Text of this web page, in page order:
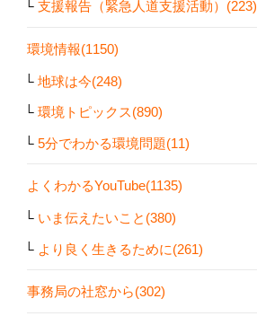
支援報告（緊急人道支援活動）(223)
環境情報(1150)
地球は今(248)
環境トピックス(890)
5分でわかる環境問題(11)
よくわかるYouTube(1135)
いま伝えたいこと(380)
より良く生きるために(261)
事務局の社窓から(302)